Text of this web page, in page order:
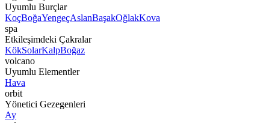
Uyumlu Burçlar
KoçBoğaYengeçAslanBaşakOğlakKova
spa
Etkileşimdeki Çakralar
KökSolarKalpBoğaz
volcano
Uyumlu Elementler
Hava
orbit
Yönetici Gezegenleri
Ay